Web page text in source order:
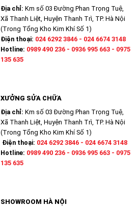
Địa chỉ: Km số 03 Đường Phan Trọng Tuệ,
Xã Thanh Liệt, Huyện Thanh Trì, TP. Hà Nội
(Trong Tổng Kho Kim Khí Số 1)
Điện thoại: 024 6292 3846 - 024 6674 3148
Hotline: 0989 490 236 - 0936 995 663 - 0975
135 635
XƯỞNG SỬA CHỮA
Địa chỉ: Km số 03 Đường Phan Trọng Tuệ,
Xã Thanh Liệt, Huyện Thanh Trì, TP. Hà Nội
(Trong Tổng Kho Kim Khí Số 1)
Điện thoại: 024 6292 3846 - 024 6674 3148
Hotline: 0989 490 236 - 0936 995 663 - 0975
135 635
SHOWROOM HÀ NỘI